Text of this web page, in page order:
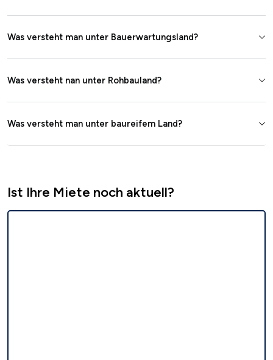
Was versteht man unter Bauerwartungsland?
Was versteht nan unter Rohbauland?
Was versteht man unter baureifem Land?
Ist Ihre Miete noch aktuell?